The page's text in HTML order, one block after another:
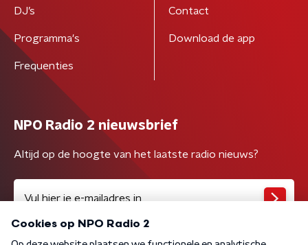
DJ’s
Programma's
Frequenties
Contact
Download de app
NPO Radio 2 nieuwsbrief
Altijd op de hoogte van het laatste radio nieuws?